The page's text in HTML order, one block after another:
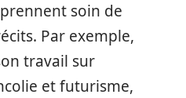
soin de
Par exemple,
travail sur
et futurisme,